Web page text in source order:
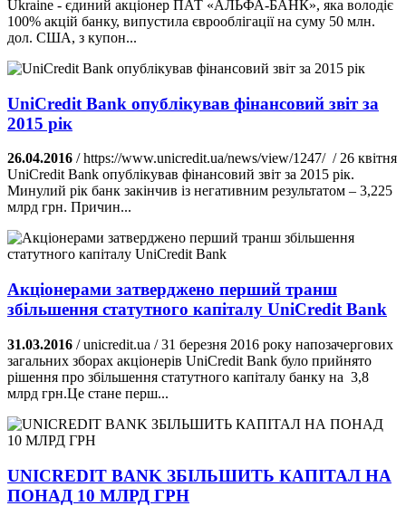
Ukraine - єдиний акціонер ПАТ «АЛЬФА-БАНК», яка володіє
100% акцій банку, випустила єврооблігації на суму 50 млн.
дол. США, з купон...
UniCredit Bank опублікував фінансовий звіт за
2015 рік
26.04.2016 / https://www.unicredit.ua/news/view/1247/ / 26 квітня
UniCredit Bank опублікував фінансовий звіт за 2015 рік.
Минулий рік банк закінчив із негативним результатом – 3,225
млрд грн. Причин...
Акціонерами затверджено перший транш
збільшення статутного капіталу UniCredit Bank
31.03.2016 / unicredit.ua / 31 березня 2016 року напозачергових
загальних зборах акціонерів UniCredit Bank було прийнято
рішення про збільшення статутного капіталу банку на 3,8
млрд грн.Це стане перш...
UNICREDIT BANK ЗБІЛЬШИТЬ КАПІТАЛ НА
ПОНАД 10 МЛРД ГРН